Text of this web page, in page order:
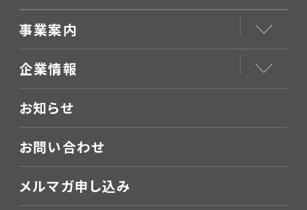
事業案内
企業情報
お知らせ
お問い合わせ
メルマガ申し込み